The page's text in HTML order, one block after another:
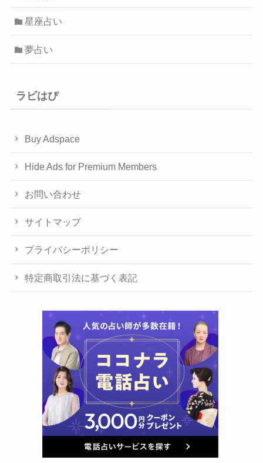
星座占い
夢占い
ラビはぴ
Buy Adspace
Hide Ads for Premium Members
お問い合わせ
サイトマップ
プライバシーポリシー
特定商取引法に基づく表記